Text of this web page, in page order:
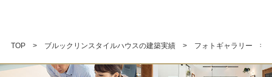
TOP ブルックリンスタイルハウスの建築実績 フォトギャラリー